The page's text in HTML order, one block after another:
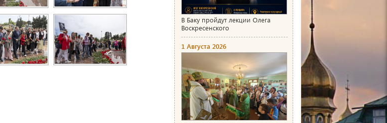
В Баку пройдут лекции Олега
Воскресенского
1 Августа 2026